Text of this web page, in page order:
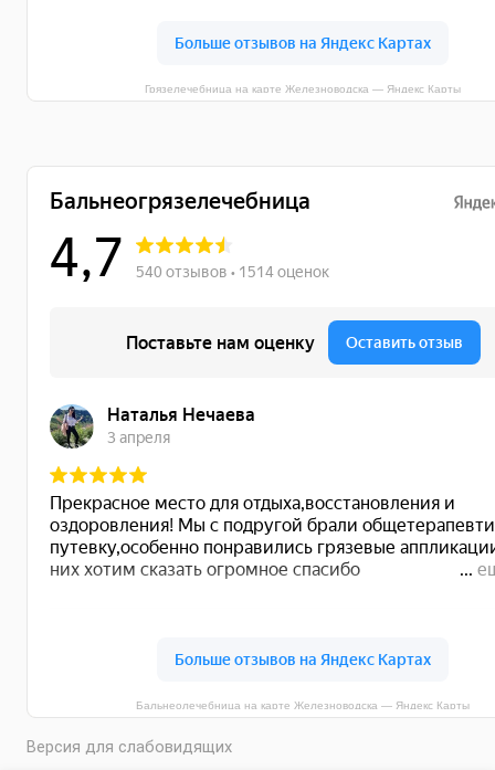
Грязелечебница на карте Железноводска — Яндекс Карты
Бальнеолечебница на карте Железноводска — Яндекс Карты
Версия для слабовидящих